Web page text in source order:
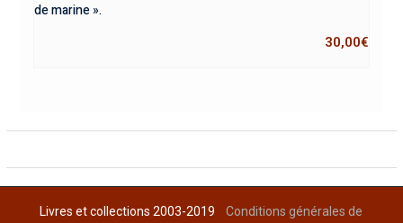
de marine ».
30,00€
Livres et collections 2003-2019Conditions générales de